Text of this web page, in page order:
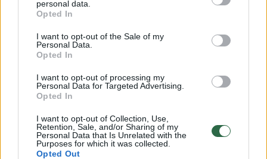
personal data.
Opted In
I want to opt-out of the Sale of my
Personal Data.
Opted In
I want to opt-out of processing my
Personal Data for Targeted Advertising.
Opted In
I want to opt-out of Collection, Use,
Retention, Sale, and/or Sharing of my
Personal Data that Is Unrelated with the
Purposes for which it was collected.
Opted Out
– Tikrai nereikėjo jokių persilaužymų, nors ji
su Otaru baigė čiuožti 2011-siasi, o su kitu
partneriu – izraeliečiu Vasilijumi Rogovu
atsisveikino 2015 metais.
Maža to, aš tikrai labai daug ko iš jos
išmokau. Čia yra ne tik kalba apie čiuožimo
techniką, profesionalumą, ji psichologiškai ir